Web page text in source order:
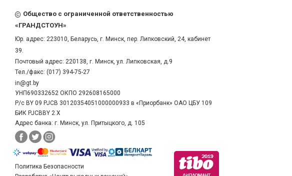
Общество с ограниченной ответственностью
«ГРАНДСТОУН»
Юр. адрес: 223010, Беларусь, г. Минск, пер. Липковский, 24, кабинет
39.
Почтовый адрес: 220138, г. Минск, ул. Липковская, д.9
Тел./факс: (017) 394-75-27
in@gt.by
УНП690332652 ОКПО 292608165000
Р/с BY 09 PJCB 30120354051000000933 в «Приорбанк» ОАО ЦБУ 109
БИК PJCBBY 2 X
Адрес банка: г. Минск, ул. Притыцкого, д. 105
Политика Безопасности